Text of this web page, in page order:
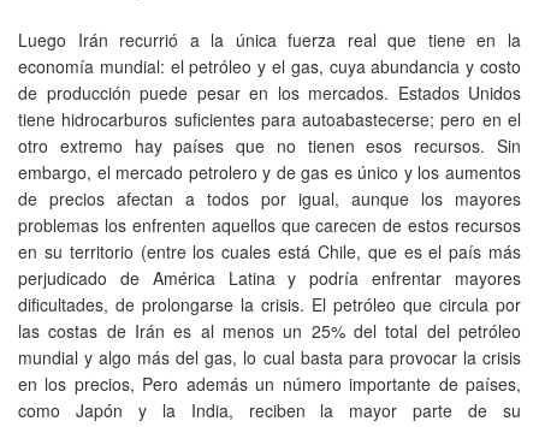
Luego Irán recurrió a la única fuerza real que tiene en la
economía mundial: el petróleo y el gas, cuya abundancia y costo
de producción puede pesar en los mercados. Estados Unidos
tiene hidrocarburos suficientes para autoabastecerse; pero en el
otro extremo hay países que no tienen esos recursos. Sin
embargo, el mercado petrolero y de gas es único y los aumentos
de precios afectan a todos por igual, aunque los mayores
problemas los enfrenten aquellos que carecen de estos recursos
en su territorio (entre los cuales está Chile, que es el país más
perjudicado de América Latina y podría enfrentar mayores
dificultades, de prolongarse la crisis. El petróleo que circula por
las costas de Irán es al menos un 25% del total del petróleo
mundial y algo más del gas, lo cual basta para provocar la crisis
en los precios, Pero además un número importante de países,
como Japón y la India, reciben la mayor parte de su